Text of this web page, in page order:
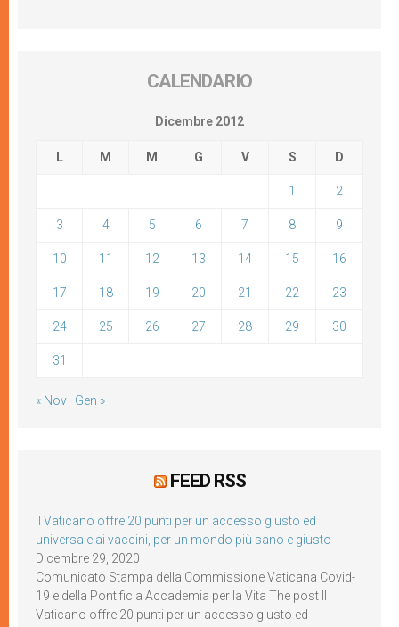
CALENDARIO
Dicembre 2012
L M M G V S D
1 2
3 4 5 6 7 8 9
10 11 12 13 14 15 16
17 18 19 20 21 22 23
24 25 26 27 28 29 30
31
« Nov Gen »
FEED RSS
Il Vaticano offre 20 punti per un accesso giusto ed
universale ai vaccini, per un mondo più sano e giusto
Dicembre 29, 2020
Comunicato Stampa della Commissione Vaticana Covid-
19 e della Pontificia Accademia per la Vita The post Il
Vaticano offre 20 punti per un accesso giusto ed